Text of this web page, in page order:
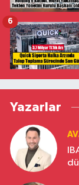
6
Yazarlar